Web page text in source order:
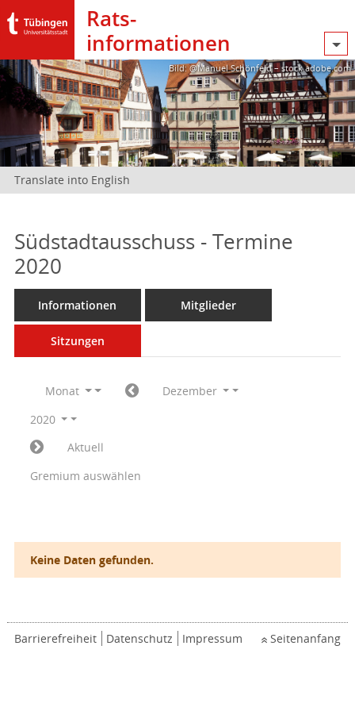
Rats­
informationen
Bild: @Manuel Schönfeld – stock.adobe.com
Translate into English
Südstadtausschuss - Termine
2020
Informationen Mitglieder
Sitzungen
Monat
Dezember
2020
Aktuell
Gremium auswählen
Keine Daten gefunden.
Barrierefreiheit Datenschutz Impressum Seitenanfang